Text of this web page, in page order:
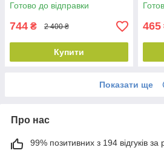
Готово до відправки
744 ₴ 2 400 ₴
Купити
465
Показати ще
Про нас
99% позитивних з 194 відгуків за